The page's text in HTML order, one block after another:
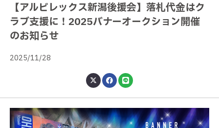
【アルビレックス新潟後援会】落札代金はク
ラブ支援に！2025バナーオークション開催
のお知らせ
2025/11/28